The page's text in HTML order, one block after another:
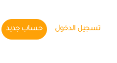
تسجيل الدخول حساب جديد